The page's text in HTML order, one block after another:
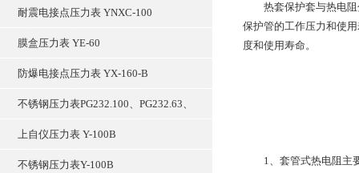
耐震电接点压力表 YNXC-100
膜盒压力表 YE-60
防爆电接点压力表 YX-160-B
不锈钢压力表PG232.100、PG232.63、
上自仪压力表 Y-100B
不锈钢压力表Y-100B
热套保护套与热电阻
保护管的工作压力和使
度和使用寿命。
1、套管式热电阻主要